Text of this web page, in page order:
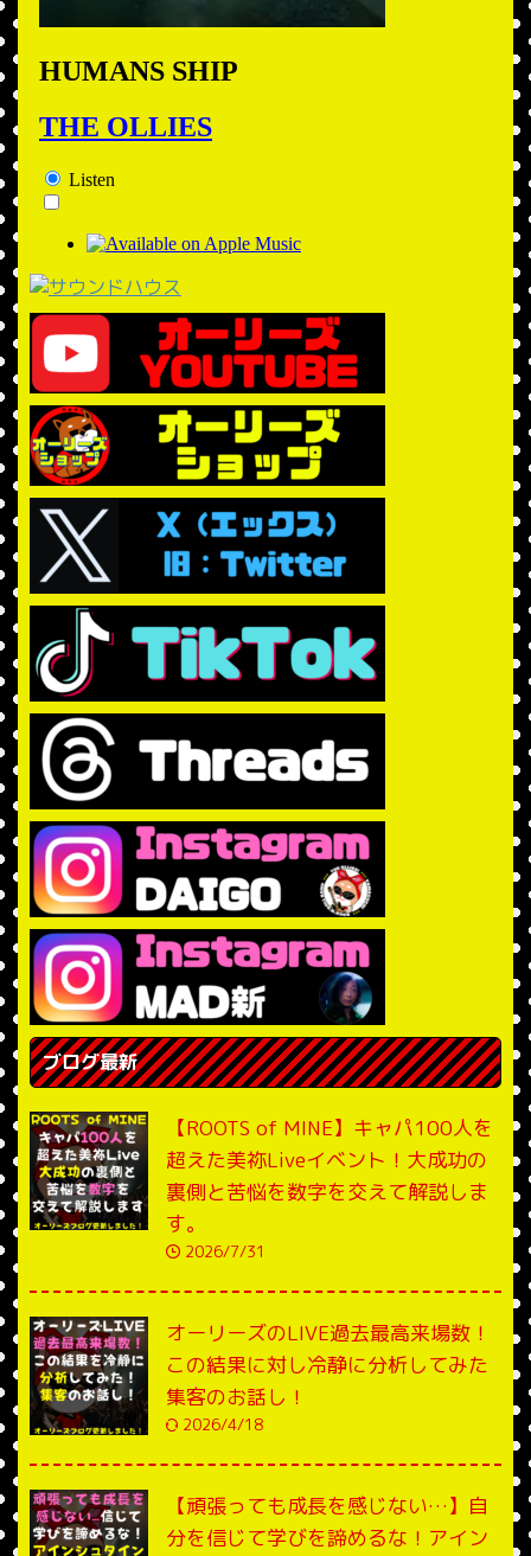
ブログ最新
【ROOTS of MINE】キャパ100人を
超えた美祢Liveイベント！大成功の
裏側と苦悩を数字を交えて解説しま
す。
2026/7/31
オーリーズのLIVE過去最高来場数！
この結果に対し冷静に分析してみた
集客のお話し！
2026/4/18
【頑張っても成長を感じない…】自
分を信じて学びを諦めるな！アイン